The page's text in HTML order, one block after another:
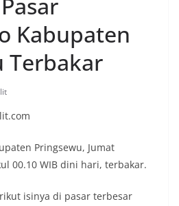
Kabupaten
Terbakar
Pringsewu, Jumat
00.10 WIB dini hari, terbakar.
isinya di pasar terbesar